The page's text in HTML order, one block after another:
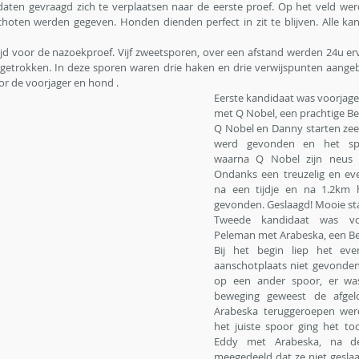
gevraagd zich te verplaatsen naar de eerste proef. Op het veld
werden gegeven. Honden dienden perfect in zit te blijven. Alle
voor de nazoekproef. Vijf zweetsporen, over een afstand werden 24u
In deze sporen waren drie haken en drie verwijspunten
de voorjager en hond .
Eerste kandidaat was
met Q Nobel, een prachtige
Q Nobel en Danny starten
werd gevonden en het
waarna Q Nobel zijn
Ondanks een treuzelig en
na een tijdje en na 1.2km
gevonden. Geslaagd! Mooie
Tweede kandidaat was
Peleman met Arabeska, een
Bij het begin liep het
aanschotplaats niet
op een ander spoor, er
beweging geweest de
Arabeska teruggeroepen
het juiste spoor ging het
Eddy met Arabeska, na